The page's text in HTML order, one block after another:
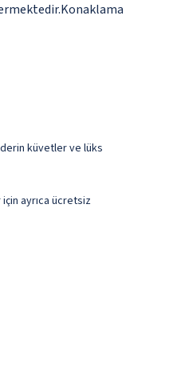
küvetler ve lüks
ayrıca ücretsiz